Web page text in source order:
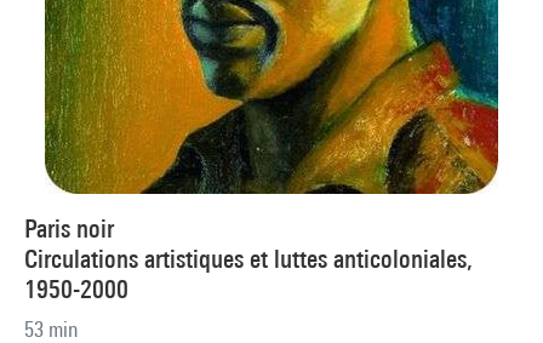
Paris noir
Circulations artistiques et luttes anticoloniales,
1950-2000
53 min